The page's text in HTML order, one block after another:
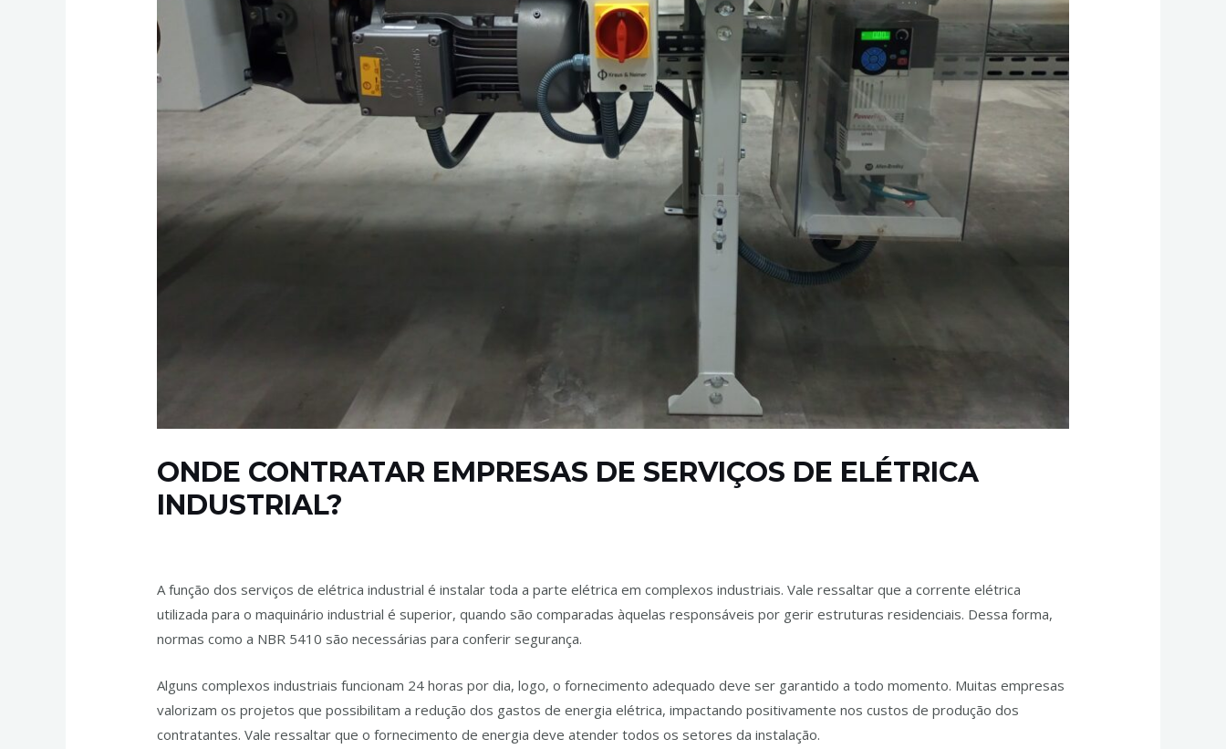
ONDE CONTRATAR EMPRESAS DE SERVIÇOS DE ELÉTRICA
INDUSTRIAL?
A função dos serviços de elétrica industrial é instalar toda a parte elétrica em complexos industriais. Vale ressaltar que a corrente elétrica
utilizada para o maquinário industrial é superior, quando são comparadas àquelas responsáveis por gerir estruturas residenciais. Dessa forma,
normas como a NBR 5410 são necessárias para conferir segurança.
Alguns complexos industriais funcionam 24 horas por dia, logo, o fornecimento adequado deve ser garantido a todo momento. Muitas empresas
valorizam os projetos que possibilitam a redução dos gastos de energia elétrica, impactando positivamente nos custos de produção dos
contratantes. Vale ressaltar que o fornecimento de energia deve atender todos os setores da instalação.